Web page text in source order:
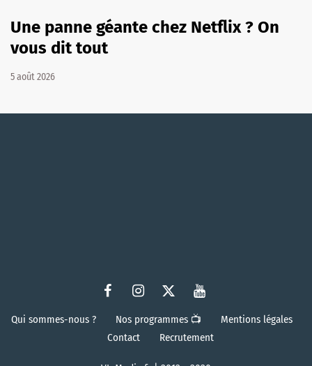
Une panne géante chez Netflix ? On
vous dit tout
5 août 2026
Qui sommes-nous ? Nos programmes 📺
Mentions légales
Contact
Recrutement